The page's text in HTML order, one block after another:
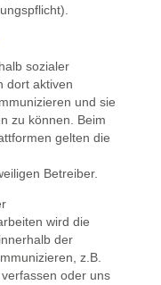
sozialer
dort aktiven
und sie
zu können. Beim
gelten die
Betreiber.
wird die
der
z.B.
oder uns